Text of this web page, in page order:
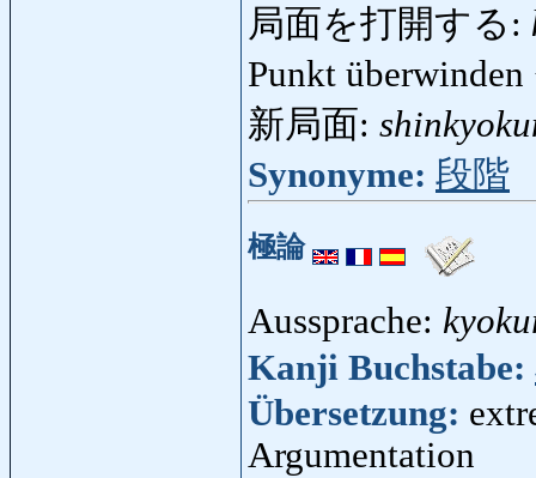
局面を打開する:
Punkt
新局面:
Synonyme: 段階
極論
Aussprache:
Kanji Buchstabe:
Übersetzung:
Argumentation